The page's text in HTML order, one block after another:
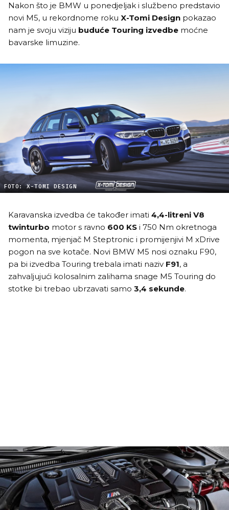
Nakon što je BMW u ponedjeljak i službeno predstavio
novi M5, u rekordnome roku X-Tomi Design pokazao
nam je svoju viziju buduće Touring izvedbe moćne
bavarske limuzine.
FOTO: X-TOMI DESIGN
Karavanska izvedba će također imati 4,4-litreni V8
twinturbo motor s ravno 600 KS i 750 Nm okretnoga
momenta, mjenjač M Steptronic i promijenjivi M xDrive
pogon na sve kotače. Novi BMW M5 nosi oznaku F90,
pa bi izvedba Touring trebala imati naziv F91, a
zahvaljujući kolosalnim zalihama snage M5 Touring do
stotke bi trebao ubrzavati samo 3,4 sekunde.